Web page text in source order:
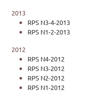
2013
RPS N3-4-2013
RPS N1-2-2013
2012
RPS N4-2012
RPS N3-2012
RPS N2-2012
RPS N1-2012